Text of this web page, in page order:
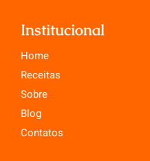
Institucional
Home
Receitas
Sobre
Blog
Contatos